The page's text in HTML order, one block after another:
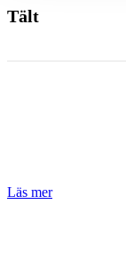
Tält
Läs mer